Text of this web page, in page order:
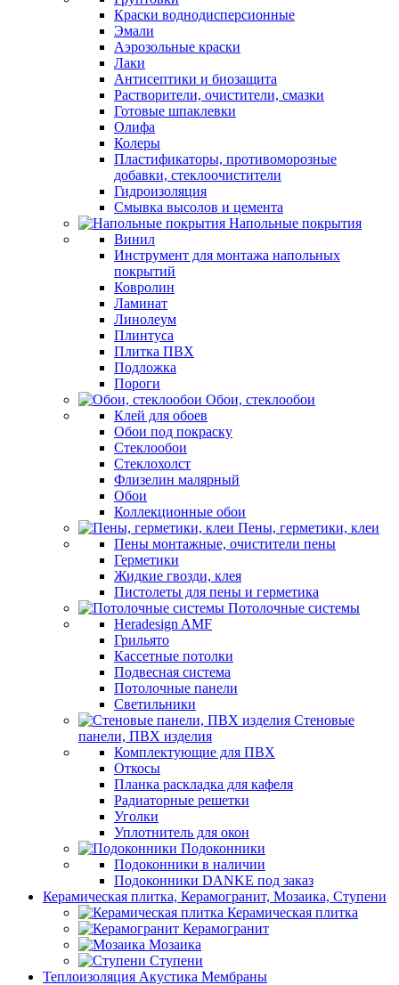
Краски воднодисперсионные
Эмали
Аэрозольные краски
Лаки
Антисептики и биозащита
Растворители, очистители, смазки
Готовые шпаклевки
Олифа
Колеры
Пластификаторы, противоморозные
добавки, стеклоочистители
Гидроизоляция
Смывка высолов и цемента
Напольные покрытия
Винил
Инструмент для монтажа напольных
покрытий
Ковролин
Ламинат
Линолеум
Плинтуса
Плитка ПВХ
Подложка
Пороги
Обои, стеклообои
Клей для обоев
Обои под покраску
Стеклообои
Стеклохолст
Флизелин малярный
Обои
Коллекционные обои
Пены, герметики, клеи
Пены монтажные, очистители пены
Герметики
Жидкие гвозди, клея
Пистолеты для пены и герметика
Потолочные системы
Heradesign AMF
Грильято
Кассетные потолки
Подвесная система
Потолочные панели
Светильники
Стеновые
панели, ПВХ изделия
Комплектующие для ПВХ
Откосы
Планка раскладка для кафеля
Радиаторные решетки
Уголки
Уплотнитель для окон
Подоконники
Подоконники в наличии
Подоконники DANKE под заказ
Керамическая плитка, Керамогранит, Мозаика, Ступени
Керамическая плитка
Керамогранит
Мозаика
Ступени
Теплоизоляция Акустика Мембраны